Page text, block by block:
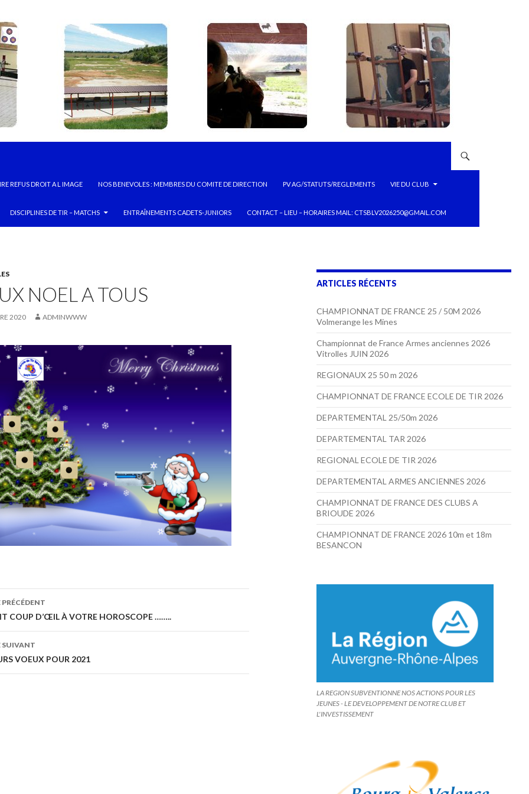
REFUS DROIT A L IMAGE NOS BENEVOLES : MEMBRES DU COMITE DE DIRECTION PV AG/STATUTS/REGLEMENTS VIE DU CLUB
DISCIPLINES DE TIR – MATCHS ENTRAÎNEMENTS CADETS-JUNIORS CONTACT – LIEU – HORAIRES MAIL: CTSBLV2026250@GMAIL.COM
NOEL A TOUS
2020 ADMINWWW
COUP D’ŒIL À VOTRE HOROSCOPE ……..
SUIVANT
VOEUX POUR 2021
ARTICLES RÉCENTS
CHAMPIONNAT DE FRANCE 25 / 50M 2026
Volmerange les Mines
Championnat de France Armes anciennes 2026
Vitrolles JUIN 2026
REGIONAUX 25 50 m 2026
CHAMPIONNAT DE FRANCE ECOLE DE TIR 2026
DEPARTEMENTAL 25/50m 2026
DEPARTEMENTAL TAR 2026
REGIONAL ECOLE DE TIR 2026
DEPARTEMENTAL ARMES ANCIENNES 2026
CHAMPIONNAT DE FRANCE DES CLUBS A
BRIOUDE 2026
CHAMPIONNAT DE FRANCE 2026 10m et 18m
BESANCON
LA REGION SUBVENTIONNE NOS ACTIONS POUR LES
JEUNES - LE DEVELOPPEMENT DE NOTRE CLUB ET
L'INVESTISSEMENT